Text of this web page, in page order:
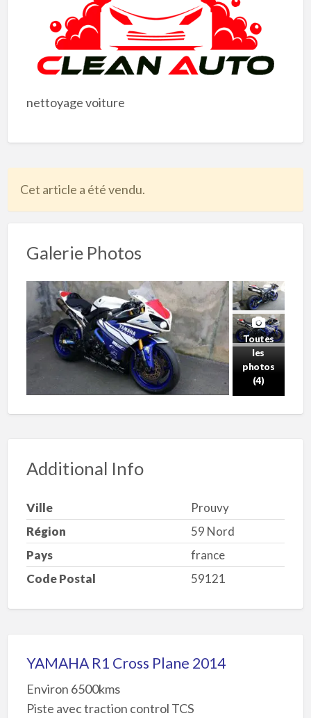
nettoyage voiture
Cet article a été vendu.
Galerie Photos
Toutes
les
photos
(4)
Additional Info
Ville
Prouvy
Région
59 Nord
Pays
france
Code Postal
59121
YAMAHA R1 Cross Plane 2014
Environ 6500kms
Piste avec traction control TCS